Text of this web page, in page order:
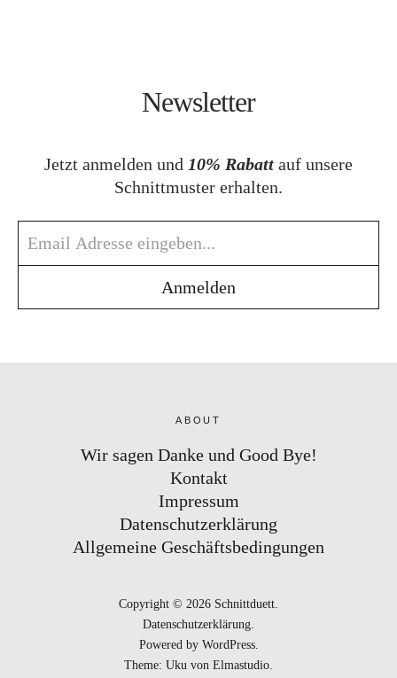
Newsletter
Jetzt anmelden und 10% Rabatt auf unsere
Schnittmuster erhalten.
ABOUT
Wir sagen Danke und Good Bye!
Kontakt
Impressum
Datenschutzerklärung
Allgemeine Geschäftsbedingungen
Copyright © 2026 Schnittduett
Datenschutzerklärung
Powered by WordPress
Theme: Uku von Elmastudio